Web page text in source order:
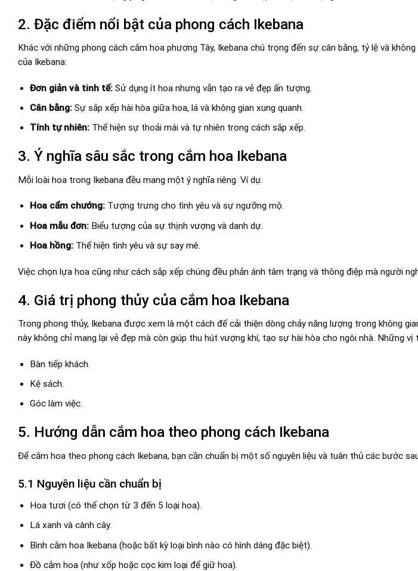
2. Đặc điểm nổi bật của phong cách Ikebana
Khác với những phong cách cắm hoa phương Tây, Ikebana chú trọng đến sự cân bằng, tỷ lệ và
của Ikebana:
Đơn giản và tinh tế:Sử dụng ít hoa nhưng vẫn tạo ra vẻ đẹp ấn tượng.
Cân bằng:Sự sắp xếp hài hòa giữa hoa, lá và không gian xung quanh.
Tính tự nhiên:Thể hiện sự thoải mái và tự nhiên trong cách sắp xếp.
3. Ý nghĩa sâu sắc trong cắm hoa Ikebana
Mỗi loài hoa trong Ikebana đều mang một ý nghĩa riêng. Ví dụ:
Hoa cẩm chướng:Tượng trưng cho tình yêu và sự ngưỡng mộ.
Hoa mẫu đơn:Biểu tượng của sự thịnh vượng và danh dự.
Hoa hồng:Thể hiện tình yêu và sự say mê.
Việc chọn lựa hoa cũng như cách sắp xếp chúng đều phản ánh tâm trạng và thông điệp mà người
4. Giá trị phong thủy của cắm hoa Ikebana
Trong phong thủy, Ikebana được xem là một cách để cải thiện dòng chảy năng lượng trong không
này không chỉ mang lại vẻ đẹp mà còn giúp thu hút vượng khí, tạo sự hài hòa cho ngôi nhà. Những
Bàn tiếp khách.
Kệ sách.
Góc làm việc.
5. Hướng dẫn cắm hoa theo phong cách Ikebana
Để cắm hoa theo phong cách Ikebana, bạn cần chuẩn bị một số nguyên liệu và tuân thủ các bước
5.1 Nguyên liệu cần chuẩn bị
Hoa tươi (có thể chọn từ 3 đến 5 loại hoa).
Lá xanh và cành cây.
Bình cắm hoa Ikebana (hoặc bất kỳ loại bình nào có hình dáng đặc biệt).
Đồ cắm hoa (như xốp hoặc cọc kim loại để giữ hoa).